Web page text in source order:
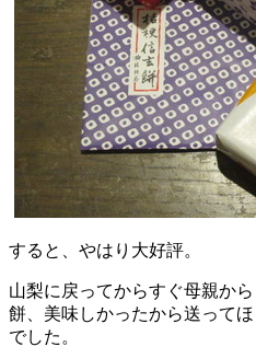
すると、やはり大好評。
山梨に戻ってからすぐ母親か
餅、美味しかったから送って
でした。